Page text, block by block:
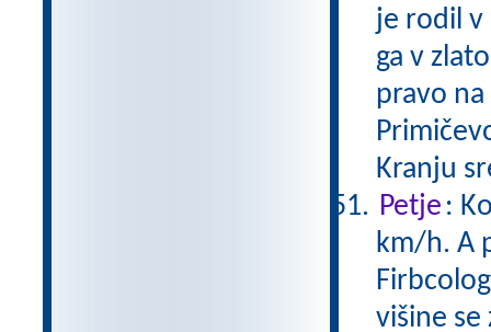
je rodil v
ga v
pravo
Kranju
Petje :
km/h. A
višine